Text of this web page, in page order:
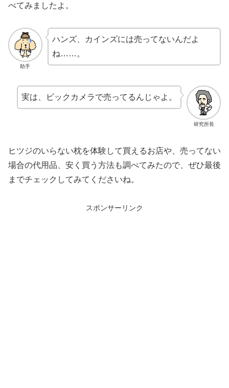
べてみましたよ。
助手
ハンズ、カインズには売ってないんだよ
ね……。
研究所長
実は、ビックカメラで売ってるんじゃよ。
ヒツジのいらない枕を体験して買えるお店や、売ってない
場合の代用品、安く買う方法も調べてみたので、ぜひ最後
までチェックしてみてくださいね。
スポンサーリンク